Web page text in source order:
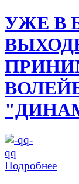
УЖЕ В
Подробнее